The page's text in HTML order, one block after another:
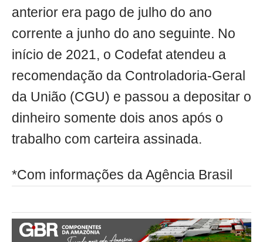
anterior era pago de julho do ano
corrente a junho do ano seguinte. No
início de 2021, o Codefat atendeu a
recomendação da Controladoria-Geral
da União (CGU) e passou a depositar o
dinheiro somente dois anos após o
trabalho com carteira assinada.
*Com informações da Agência Brasil